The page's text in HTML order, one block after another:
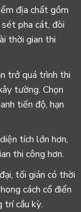
địa chất gồm
pha cát, đòi
thời gian thi
trở quá trình thi
tường. Chọn
tiến độ, hạn
tích lớn hơn,
thi công hơn.
tối giản có thời
cách cổ điển
trí cầu kỳ.